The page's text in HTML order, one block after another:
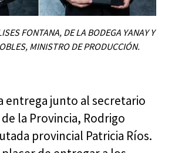
FONTANA, DE LA BODEGA YANAY Y
MINISTRO DE PRODUCCIÓN.
entrega junto al secretario
la Provincia, Rodrigo
provincial Patricia Ríos.